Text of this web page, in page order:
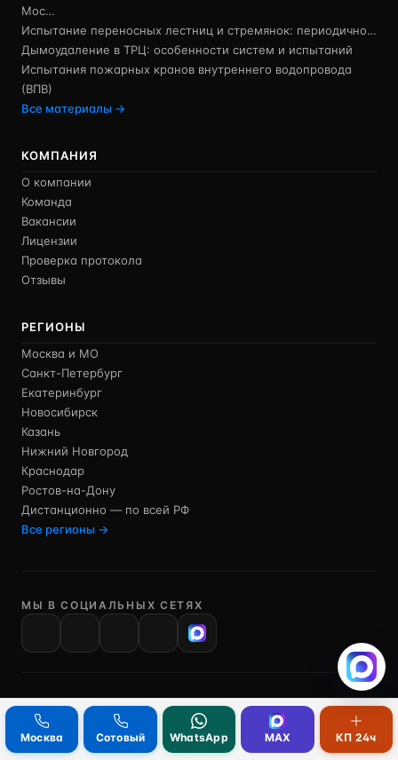
Мос…
Испытание переносных лестниц и стремянок: периодично…
Дымоудаление в ТРЦ: особенности систем и испытаний
Испытания пожарных кранов внутреннего водопровода
(ВПВ)
Все материалы →
КОМПАНИЯ
О компании
Команда
Вакансии
Лицензии
Проверка протокола
Отзывы
РЕГИОНЫ
Москва и МО
Санкт-Петербург
Екатеринбург
Новосибирск
Казань
Нижний Новгород
Краснодар
Ростов-на-Дону
Дистанционно — по всей РФ
Все регионы →
МЫ В СОЦИАЛЬНЫХ СЕТЯХ
Сайт носит исключительно информационный характер.
Информация, размещённая на сайте, не является публичной
офертой, определяемой положениями Статьи 437
Москва Сотовый WhatsApp MAX КП 24ч